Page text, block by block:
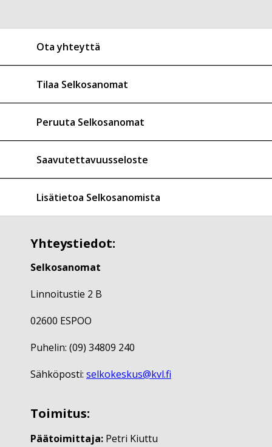
Ota yhteyttä
Tilaa Selkosanomat
Peruuta Selkosanomat
Saavutettavuusseloste
Lisätietoa Selkosanomista
Yhteystiedot:
Selkosanomat
Linnoitustie 2 B
02600 ESPOO
Puhelin: (09) 34809 240
Sähköposti: selkokeskus@kvl.fi
Toimitus:
Päätoimittaja: Petri Kiuttu